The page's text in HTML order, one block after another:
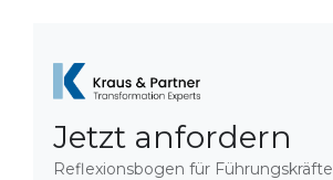
Jetzt anfordern
Reflexionsbogen für Führungskräfte